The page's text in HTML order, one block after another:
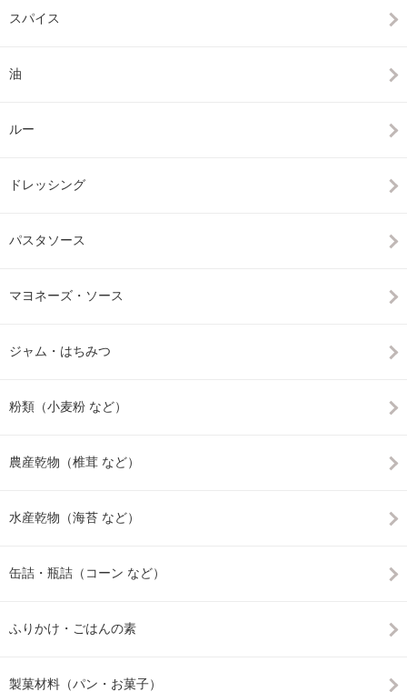
スパイス
油
ルー
ドレッシング
パスタソース
マヨネーズ・ソース
ジャム・はちみつ
粉類（小麦粉 など）
農産乾物（椎茸 など）
水産乾物（海苔 など）
缶詰・瓶詰（コーン など）
ふりかけ・ごはんの素
製菓材料（パン・お菓子）